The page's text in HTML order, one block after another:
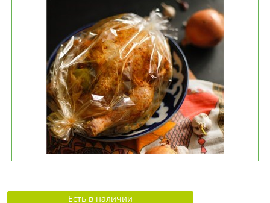
Есть в наличии